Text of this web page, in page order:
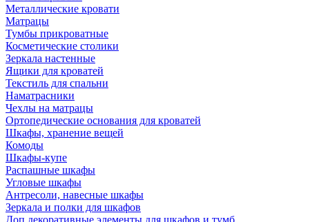
Металлические кровати
Матрацы
Тумбы прикроватные
Косметические столики
Зеркала настенные
Ящики для кроватей
Текстиль для спальни
Наматрасники
Чехлы на матрацы
Ортопедические основания для кроватей
Шкафы, хранение вещей
Комоды
Шкафы-купе
Распашные шкафы
Угловые шкафы
Антресоли, навесные шкафы
Зеркала и полки для шкафов
Доп.декоративные элементы для шкафов и тумб